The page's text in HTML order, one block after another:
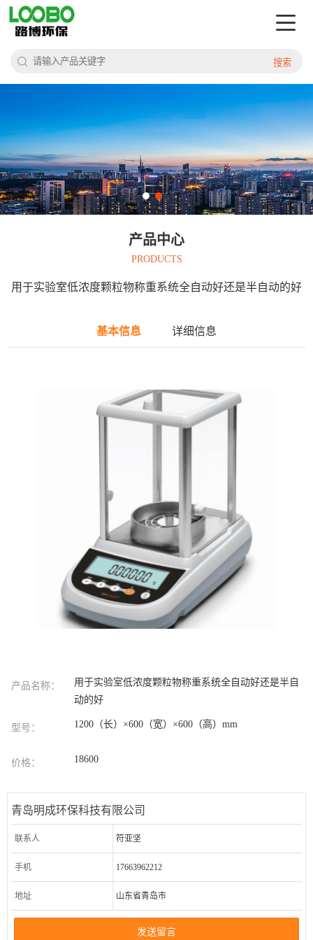
搜索
产品中心
PRODUCTS
用于实验室低浓度颗粒物称重系统全自动好还是半自动的好
基本信息 详细信息
产品名称：
用于实验室低浓度颗粒物称重系统全自动好还是半自
动的好
型号： 1200（长）×600（宽）×600（高）mm
价格： 18600
青岛明成环保科技有限公司
联系人 符亚坚
手机 17663962212
地址 山东省青岛市
发送留言